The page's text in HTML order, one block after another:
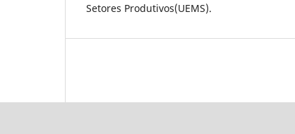
Setores Produtivos(UEMS).